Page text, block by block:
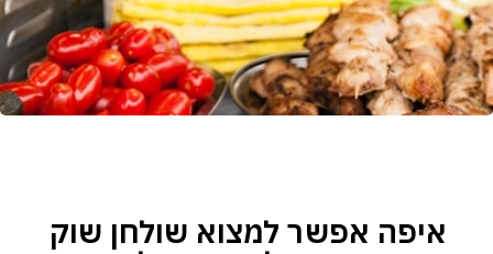
איפה אפשר למצוא שולחן שוק